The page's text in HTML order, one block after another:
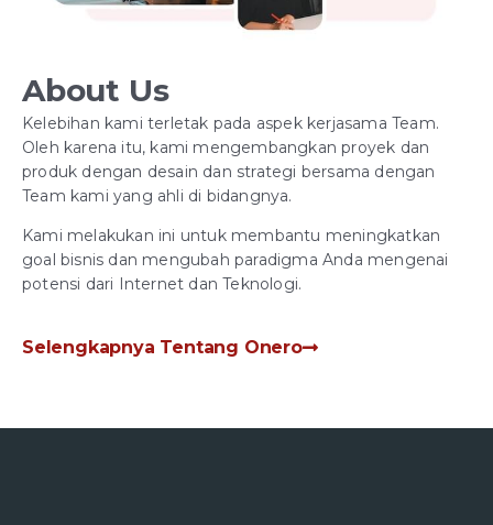
About Us
Kelebihan kami terletak pada aspek kerjasama Team.
Oleh karena itu, kami mengembangkan proyek dan
produk dengan desain dan strategi bersama dengan
Team kami yang ahli di bidangnya.
Kami melakukan ini untuk membantu meningkatkan
goal bisnis dan mengubah paradigma Anda mengenai
potensi dari Internet dan Teknologi.
Selengkapnya Tentang Onero